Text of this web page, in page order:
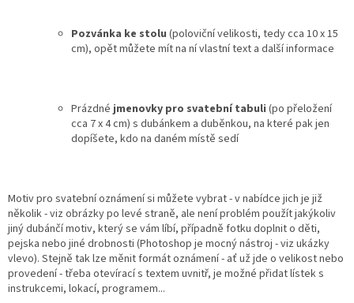
Pozvánka ke stolu (poloviční velikosti, tedy cca 10 x 15
cm), opět můžete mít na ní vlastní text a další informace
Prázdnéjmenovky pro svatební tabuli (po přeložení
cca 7 x 4 cm) s dubánkem a duběnkou, na které pak jen
dopíšete, kdo na daném místě sedí
Motiv pro svatební oznámení si můžete vybrat - v nabídce jich je již
několik - viz obrázky po levé straně, ale není problém použít jakýkoliv
jiný dubánčí motiv, který se vám líbí, případně fotku doplnit o děti,
pejska nebo jiné drobnosti (Photoshop je mocný nástroj - viz ukázky
vlevo). Stejně tak lze měnit formát oznámení - ať už jde o velikost nebo
provedení - třeba otevírací s textem uvnitř, je možné přidat lístek s
instrukcemi, lokací, programem...